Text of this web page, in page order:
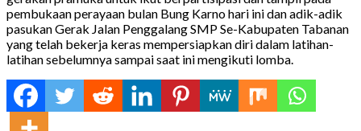
pembukaan perayaan bulan Bung Karno hari ini dan adik-adik
pasukan Gerak Jalan Penggalang SMP Se-Kabupaten Tabanan
yang telah bekerja keras mempersiapkan diri dalam latihan-
latihan sebelumnya sampai saat ini mengikuti lomba.